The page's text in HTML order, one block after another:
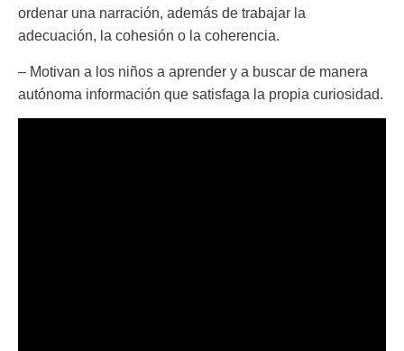
ordenar una narración, además de trabajar la
adecuación, la cohesión o la coherencia.
– Motivan a los niños a aprender y a buscar de manera
autónoma información que satisfaga la propia curiosidad.